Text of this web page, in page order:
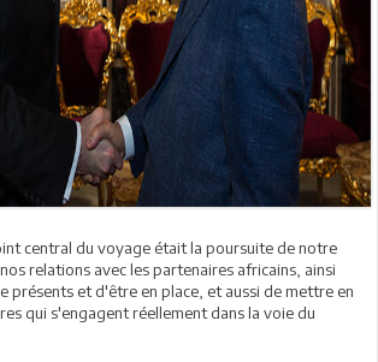
central du voyage était la poursuite de notre
relations avec les partenaires africains, ainsi
présents et d'être en place, et aussi de mettre en
qui s'engagent réellement dans la voie du